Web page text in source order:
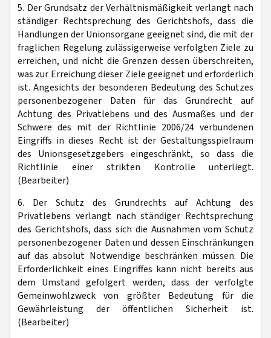
5. Der Grundsatz der Verhältnismäßigkeit verlangt nach
ständiger Rechtsprechung des Gerichtshofs, dass die
Handlungen der Unionsorgane geeignet sind, die mit der
fraglichen Regelung zulässigerweise verfolgten Ziele zu
erreichen, und nicht die Grenzen dessen überschreiten,
was zur Erreichung dieser Ziele geeignet und erforderlich
ist. Angesichts der besonderen Bedeutung des Schutzes
personenbezogener Daten für das Grundrecht auf
Achtung des Privatlebens und des Ausmaßes und der
Schwere des mit der Richtlinie 2006/24 verbundenen
Eingriffs in dieses Recht ist der Gestaltungsspielraum
des Unionsgesetzgebers eingeschränkt, so dass die
Richtlinie einer strikten Kontrolle unterliegt.
(Bearbeiter)
6. Der Schutz des Grundrechts auf Achtung des
Privatlebens verlangt nach ständiger Rechtsprechung
des Gerichtshofs, dass sich die Ausnahmen vom Schutz
personenbezogener Daten und dessen Einschränkungen
auf das absolut Notwendige beschränken müssen. Die
Erforderlichkeit eines Eingriffes kann nicht bereits aus
dem Umstand gefolgert werden, dass der verfolgte
Gemeinwohlzweck von größter Bedeutung für die
Gewährleistung der öffentlichen Sicherheit ist.
(Bearbeiter)